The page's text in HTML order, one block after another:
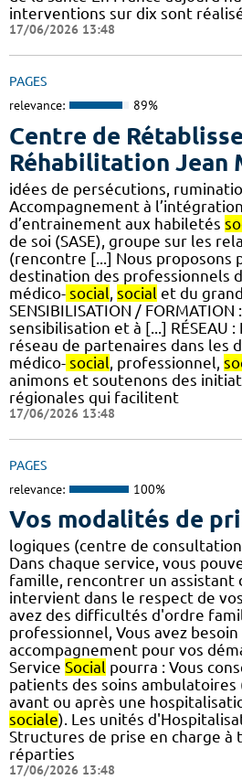
interventions sur dix sont
17/06/2026 13:48
PAGES
relevance: 89%
Centre de
Réhabilitation Jean
idées de persécutions,
Accompagnement à l’intégration
d’entrainement aux habiletés
de soi (SASE), groupe sur les
(rencontre [...] Nous proposons
destination des professionnels
médico- social social et du
SENSIBILISATION /
sensibilisation et à [...] RÉSEAU
réseau de partenaires dans les
médico- social , professionnel,
animons et soutenons des
régionales qui facilitent
17/06/2026 13:48
PAGES
relevance: 100%
Vos modalités de
logiques (centre de
Dans chaque service, vous
famille, rencontrer un assistant
intervient dans le respect de
avez des difficultés d'ordre
professionnel, Vous avez
accompagnement pour vos
Service Social pourra : Vous
patients des soins
avant ou après une
sociale). Les unités
Structures de prise en charge à
réparties
17/06/2026 13:48